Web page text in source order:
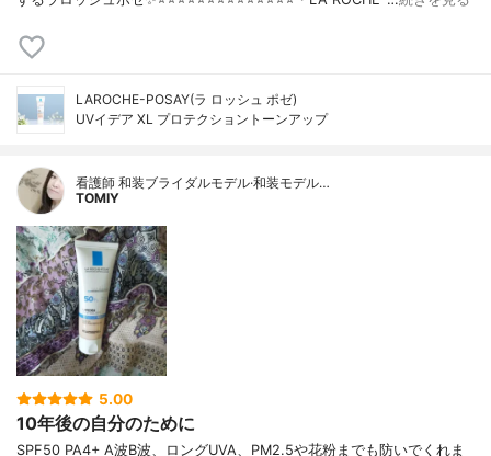
LAROCHE-POSAY(ラ ロッシュ ポゼ)
UVイデア XL プロテクショントーンアップ
看護師 和装ブライダルモデル·和装モデル…
TOMIY
5.00
10年後の自分のために
SPF50 PA4+ A波B波、ロングUVA、PM2.5や花粉までも防いでくれま